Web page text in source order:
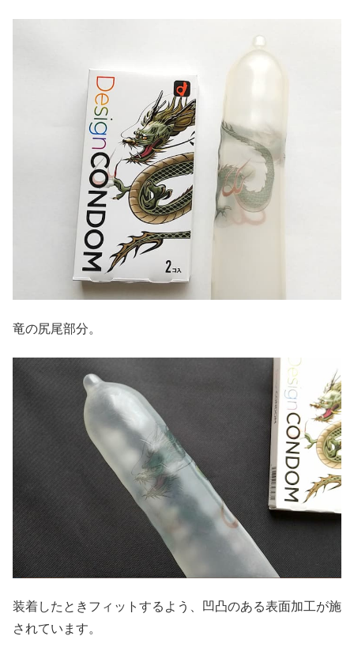
竜の尻尾部分。
装着したときフィットするよう、凹凸のある表面加工が施
されています。